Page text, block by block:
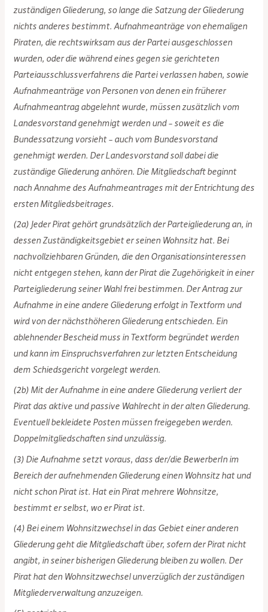
zuständigen Gliederung, so lange die Satzung der Gliederung
nichts anderes bestimmt. Aufnahmeanträge von ehemaligen
Piraten, die rechtswirksam aus der Partei ausgeschlossen
wurden, oder die während eines gegen sie gerichteten
Parteiausschlussverfahrens die Partei verlassen haben, sowie
Aufnahmeanträge von Personen von denen ein früherer
Aufnahmeantrag abgelehnt wurde, müssen zusätzlich vom
Landesvorstand genehmigt werden und – soweit es die
Bundessatzung vorsieht – auch vom Bundesvorstand
genehmigt werden. Der Landesvorstand soll dabei die
zuständige Gliederung anhören. Die Mitgliedschaft beginnt
nach Annahme des Aufnahmeantrages mit der Entrichtung des
ersten Mitgliedsbeitrages.
(2a) Jeder Pirat gehört grundsätzlich der Parteigliederung an, in
dessen Zuständigkeitsgebiet er seinen Wohnsitz hat. Bei
nachvollziehbaren Gründen, die den Organisationsinteressen
nicht entgegen stehen, kann der Pirat die Zugehörigkeit in einer
Parteigliederung seiner Wahl frei bestimmen. Der Antrag zur
Aufnahme in eine andere Gliederung erfolgt in Textform und
wird von der nächsthöheren Gliederung entschieden. Ein
ablehnender Bescheid muss in Textform begründet werden
und kann im Einspruchsverfahren zur letzten Entscheidung
dem Schiedsgericht vorgelegt werden.
(2b) Mit der Aufnahme in eine andere Gliederung verliert der
Pirat das aktive und passive Wahlrecht in der alten Gliederung.
Eventuell bekleidete Posten müssen freigegeben werden.
Doppelmitgliedschaften sind unzulässig.
(3) Die Aufnahme setzt voraus, dass der/die BewerberIn im
Bereich der aufnehmenden Gliederung einen Wohnsitz hat und
nicht schon Pirat ist. Hat ein Pirat mehrere Wohnsitze,
bestimmt er selbst, wo er Pirat ist.
(4) Bei einem Wohnsitzwechsel in das Gebiet einer anderen
Gliederung geht die Mitgliedschaft über, sofern der Pirat nicht
angibt, in seiner bisherigen Gliederung bleiben zu wollen. Der
Pirat hat den Wohnsitzwechsel unverzüglich der zuständigen
Mitgliederverwaltung anzuzeigen.